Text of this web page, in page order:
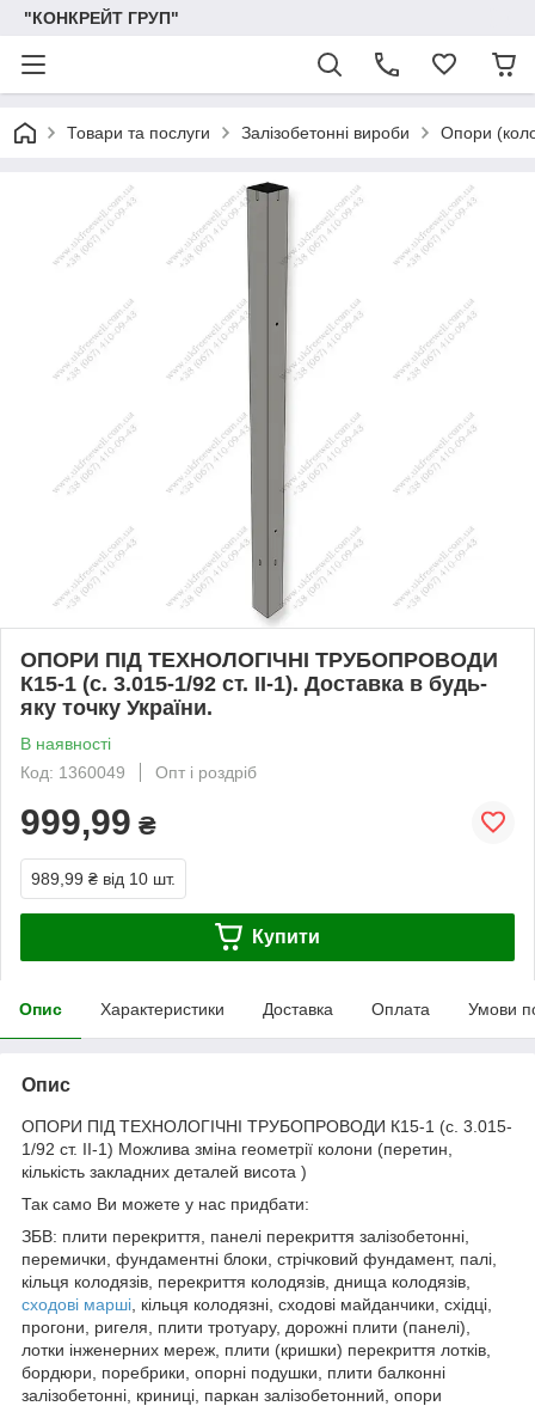
"КОНКРЕЙТ ГРУП"
Товари та послуги Залізобетонні вироби Опори
ОПОРИ ПІД ТЕХНОЛОГІЧНІ ТРУБОПРОВОДИ
К15-1 (с. 3.015-1/92 ст. II-1). Доставка в будь-
яку точку України.
В наявності
Код: 1360049
Опт і роздріб
999,99 ₴
989,99 ₴ від 10 шт.
Купити
Опис Характеристики Доставка Оплата Умови
Опис
ОПОРИ ПІД ТЕХНОЛОГІЧНІ ТРУБОПРОВОДИ К15-1 (с. 3.015-
1/92 ст. II-1) Можлива зміна геометрії колони (перетин,
кількість закладних деталей висота )
Так само Ви можете у нас придбати:
ЗБВ: плити перекриття, панелі перекриття залізобетонні,
перемички, фундаментні блоки, стрічковий фундамент, палі,
кільця колодязів, перекриття колодязів, днища колодязів,
сходові марші , кільця колодязні, сходові майданчики, східці,
прогони, ригеля, плити тротуару, дорожні плити (панелі),
лотки інженерних мереж, плити (кришки) перекриття лотків,
бордюри, поребрики, опорні подушки, плити балконні
залізобетонні, криниці, паркан залізобетонний, опори